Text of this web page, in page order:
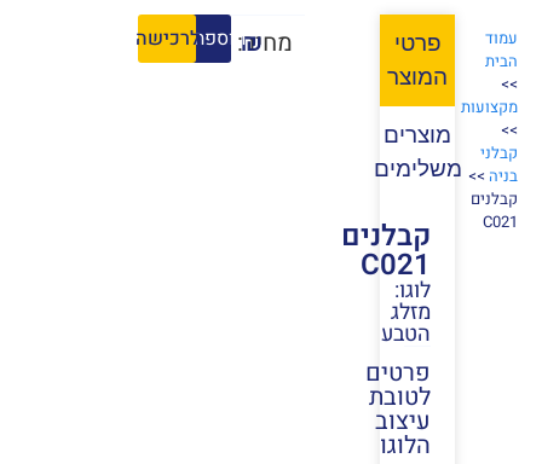
עמוד
הבית
>>
מקצועות
>>
קבלני
בניה>>
קבלנים
C021
פרטי
המוצר
מוצרים
משלימים
קבלנים
C021
לוגו:
מזלג
הטבע
פרטים
לטובת
עיצוב
הלוגו
מחיר:
₪הוספה לסל
לרכישה